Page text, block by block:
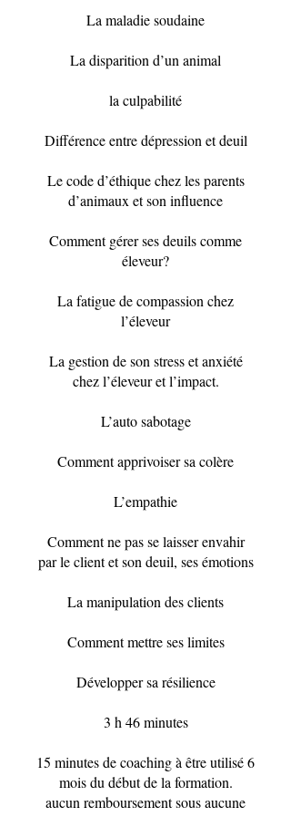
La maladie soudaine
La disparition d’un animal
la culpabilité
Différence entre dépression et deuil
Le code d’éthique chez les parents
d’animaux et son influence
Comment gérer ses deuils comme
éleveur?
La fatigue de compassion chez
l’éleveur
La gestion de son stress et anxiété
chez l’éleveur et l’impact.
L’auto sabotage
Comment apprivoiser sa colère
L’empathie
Comment ne pas se laisser envahir
par le client et son deuil, ses émotions
La manipulation des clients
Comment mettre ses limites
Développer sa résilience
3 h 46 minutes
15 minutes de coaching à être utilisé 6
mois du début de la formation.
aucun remboursement sous aucune